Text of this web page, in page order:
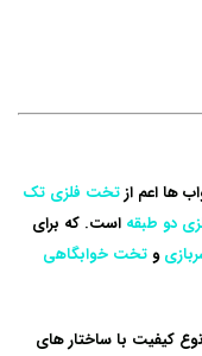
ها اعم ازتخت فلزی تک
دو طبقه است. که برای
و تخت خوابگاهی
کیفیت با ساختار های